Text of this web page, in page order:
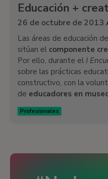
Educación +
26 de octubre de 2013
Las áreas de educación
sitúan el componente
Por ello, durante el I
sobre las prácticas
constructivo, con la
de educadores en
Profesionales